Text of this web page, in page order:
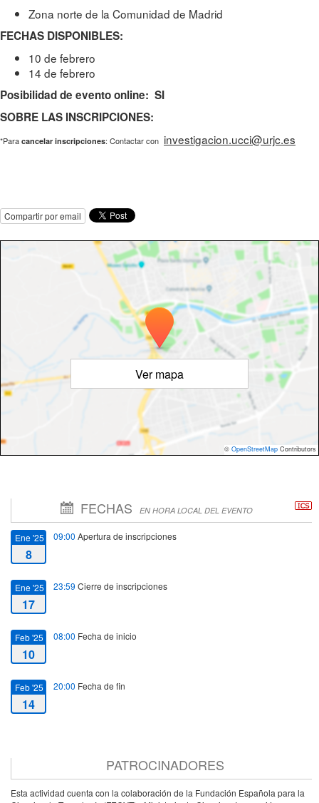
Zona norte de la Comunidad de Madrid
FECHAS DISPONIBLES:
10 de febrero
14 de febrero
Posibilidad de evento online: SI
SOBRE LAS INSCRIPCIONES:
*Para cancelar inscripciones: Contactar con investigacion.ucci@urjc.es
Compartir por email
Ver mapa
© OpenStreetMap Contributors
FECHAS EN HORA LOCAL DEL EVENTO
Ene '25
8
09:00 Apertura de inscripciones
Ene '25
17
23:59 Cierre de inscripciones
Feb '25
10
08:00 Fecha de inicio
Feb '25
14
20:00 Fecha de fin
PATROCINADORES
Esta actividad cuenta con la colaboración de la Fundación Española para la